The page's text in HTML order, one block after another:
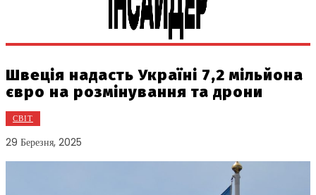
Швеція надасть Україні 7,2 мільйона
євро на розмінування та дрони
СВІТ
29 Березня, 2025